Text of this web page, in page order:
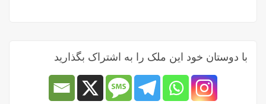
با دوستان خود این ملک را به اشتراک بگذارید